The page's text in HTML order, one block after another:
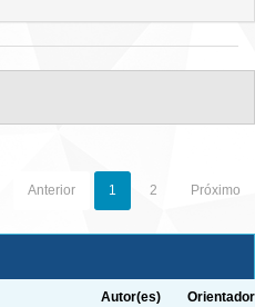
Anterior 1 2 Próximo
Autor(es)